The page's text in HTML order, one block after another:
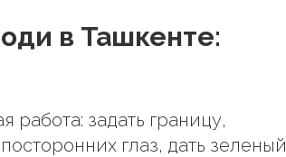
в Ташкенте:
работа: задать границу,
глаз, дать зеленый